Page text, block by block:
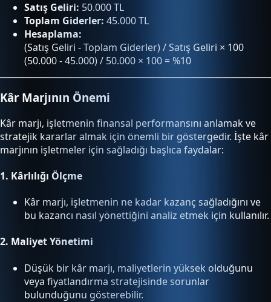
Satış Geliri: 50.000 TL
Toplam Giderler: 45.000 TL
Hesaplama:
(Satış Geliri - Toplam Giderler) / Satış Geliri × 100
(50.000 - 45.000) / 50.000 × 100 = %10
Kâr Marjının Önemi
Kâr marjı, işletmenin finansal performansını anlamak ve
stratejik kararlar almak için önemli bir göstergedir. İşte kâr
marjının işletmeler için sağladığı başlıca faydalar:
1. Kârlılığı Ölçme
Kâr marjı, işletmenin ne kadar kazanç sağladığını ve
bu kazancı nasıl yönettiğini analiz etmek için kullanılır.
2. Maliyet Yönetimi
Düşük bir kâr marjı, maliyetlerin yüksek olduğunu
veya fiyatlandırma stratejisinde sorunlar
bulunduğunu gösterebilir.